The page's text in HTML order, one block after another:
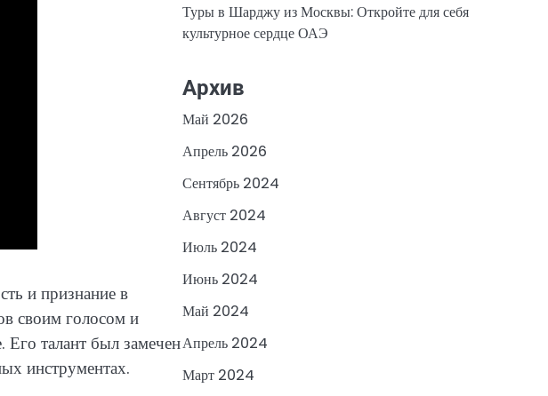
и признание в
своим голосом и
талант был замечен
инструментах.
Туры в Шарджу из Москвы: Откройте для себя
культурное сердце ОАЭ
Архив
Май 2026
Апрель 2026
Сентябрь 2024
Август 2024
Июль 2024
Июнь 2024
Май 2024
Апрель 2024
Март 2024